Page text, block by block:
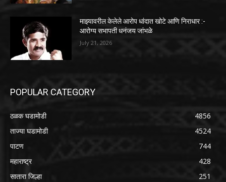
माझ्यावरील केलेले आरोप धांदात खोटे आणि निराधार :-
आरोग्य सभापती धनंजय जांभळे
July 21, 2026
POPULAR CATEGORY
ठळक घडामोडी
4856
ताज्या घडामोडी
4524
पाटण
744
महाराष्ट्र
428
सातारा जिल्हा
251